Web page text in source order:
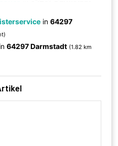
in64297
in64297 Darmstadt (1.82 km